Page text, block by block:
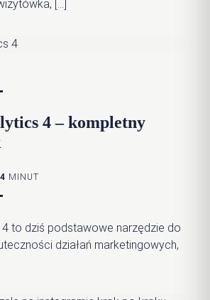
[…]
4 – kompletny
MINUT
to dziś podstawowe narzędzie do
działań marketingowych,